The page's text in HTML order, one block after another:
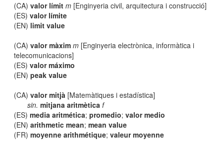
(CA)valor límit m [Enginyeria civil, arquitectura i construcció]
(ES)valor límite
(EN) limit value
(CA)valor màxim m [Enginyeria electrònica, informàtica i
telecomunicacions]
(ES)valor máximo
(EN)peak value
(CA)valor mitjà [Matemàtiques i estadística]
sin. mitjana aritmètica f
(ES)media aritmética;promedio;valor medio
(EN)arithmetic mean;mean value
(FR)moyenne arithmétique;valeur moyenne